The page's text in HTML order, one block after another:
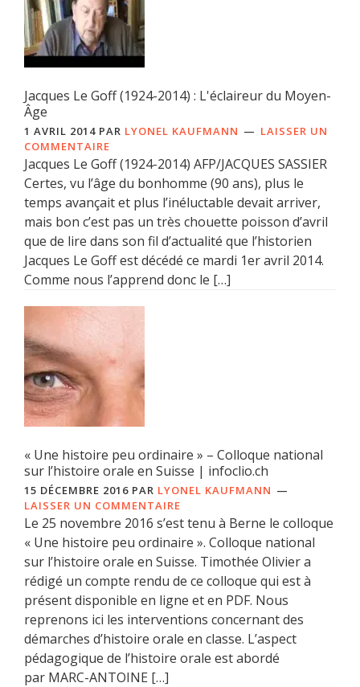
Jacques Le Goff (1924-2014) : L'éclaireur du Moyen-
Âge
1 AVRIL 2014 PAR LYONEL KAUFMANN
LAISSER UN
COMMENTAIRE
Jacques Le Goff (1924-2014) AFP/JACQUES SASSIER
Certes, vu l’âge du bonhomme (90 ans), plus le
temps avançait et plus l’inéluctable devait arriver,
mais bon c’est pas un très chouette poisson d’avril
que de lire dans son fil d’actualité que l’historien
Jacques Le Goff est décédé ce mardi 1er avril 2014.
Comme nous l’apprend donc le […]
« Une histoire peu ordinaire » – Colloque national
sur l’histoire orale en Suisse | infoclio.ch
15 DÉCEMBRE 2016 PAR LYONEL KAUFMANN
LAISSER UN COMMENTAIRE
Le 25 novembre 2016 s’est tenu à Berne le colloque
« Une histoire peu ordinaire ». Colloque national
sur l’histoire orale en Suisse. Timothée Olivier a
rédigé un compte rendu de ce colloque qui est à
présent disponible en ligne et en PDF. Nous
reprenons ici les interventions concernant des
démarches d’histoire orale en classe. L’aspect
pédagogique de l’histoire orale est abordé
par MARC-ANTOINE […]